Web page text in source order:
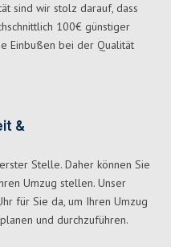
sind wir stolz darauf, dass
100€ günstiger
Einbußen bei der Qualität
&
Stelle. Daher können Sie
Umzug stellen. Unser
für Sie da, um Ihren Umzug
und durchzuführen.